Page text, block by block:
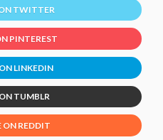
TWITTER
PINTEREST
LINKEDIN
TUMBLR
ON REDDIT